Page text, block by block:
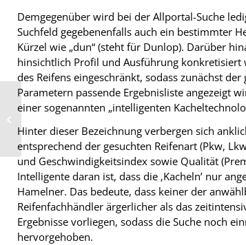
Demgegenüber wird bei der Allportal-Suche
Suchfeld gegebenenfalls auch ein bestimmter
Kürzel wie „dun“ (steht für Dunlop). Darüber
hinsichtlich Profil und Ausführung konkretisiert
des Reifens eingeschränkt, sodass zunächst
Parametern passende Ergebnisliste angezeigt
einer sogenannten „intelligenten
Hinter dieser Bezeichnung verbergen sich
entsprechend der gesuchten Reifenart (Pkw,
und Geschwindigkeitsindex sowie Qualität
Intelligente daran ist, dass die ‚Kacheln’ nur
Hamelner. Das bedeute, dass keiner der
Reifenfachhändler ärgerlicher als das
Ergebnisse vorliegen, sodass die Suche noch
hervorgehoben.
Pilotbetriebe für BRV-